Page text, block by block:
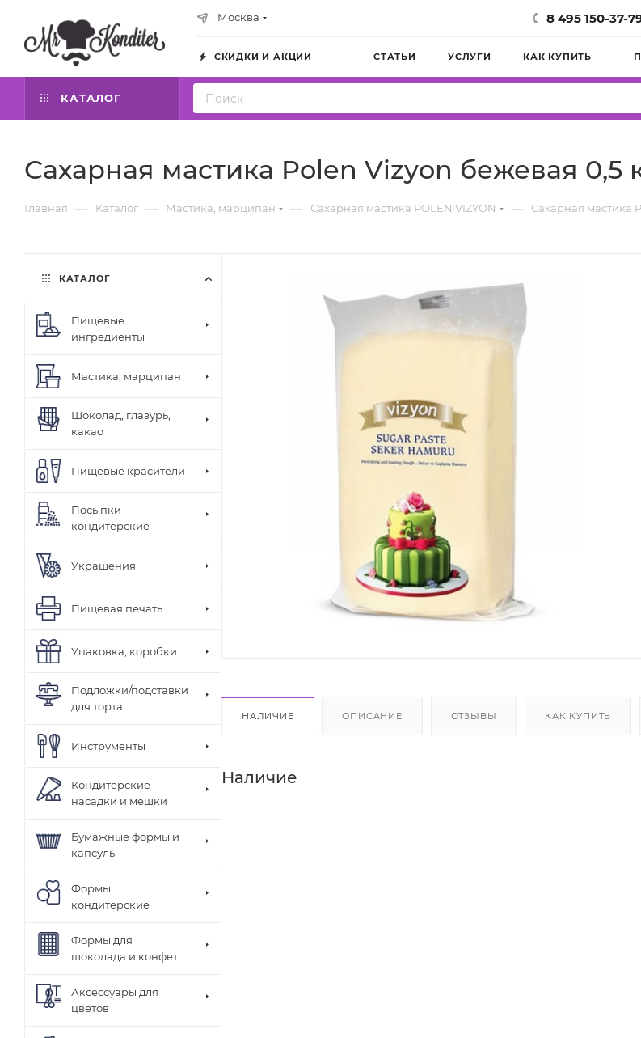
Москва 8 495 150-37-
СКИДКИ И АКЦИИ СТАТЬИ УСЛУГИ КАК КУПИТЬ
КАТАЛОГ
Сахарная мастика Polen Vizyon бежевая 0,5
Главная — Каталог — Мастика, марципан — Сахарная мастика POLEN VIZYON — Сахарная мастика
НАЛИЧИЕ ОПИСАНИЕ ОТЗЫВЫ КАК КУПИТЬ
Наличие
КАТАЛОГ
Пищевые
ингредиенты
Мастика, марципан
Шоколад, глазурь,
какао
Пищевые красители
Посыпки
кондитерские
Украшения
Пищевая печать
Упаковка, коробки
Подложки/подставки
для торта
Инструменты
Кондитерские
насадки и мешки
Бумажные формы и
капсулы
Формы
кондитерские
Формы для
шоколада и конфет
Аксессуары для
цветов